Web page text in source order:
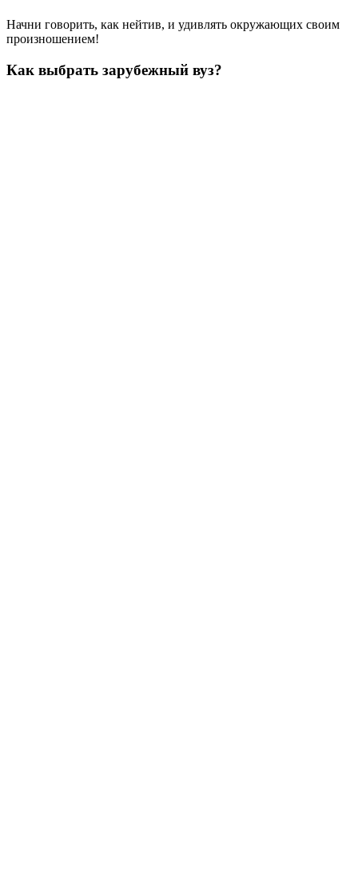
Начни говорить, как нейтив, и удивлять окружающих своим
произношением!
Как выбрать зарубежный вуз?